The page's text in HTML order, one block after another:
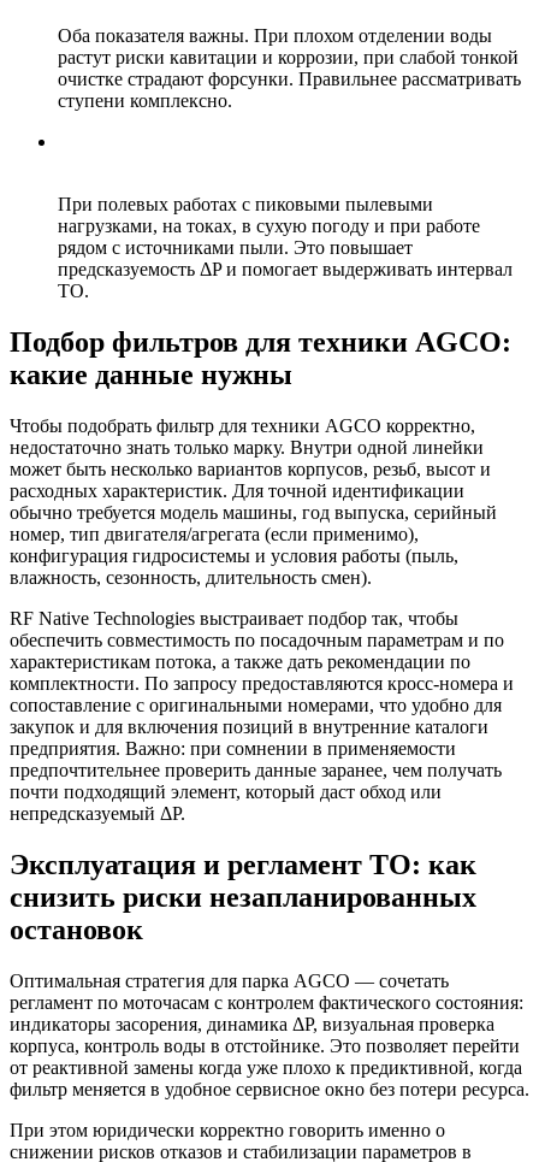
Оба показателя важны. При плохом отделении воды
растут риски кавитации и коррозии, при слабой тонкой
очистке страдают форсунки. Правильнее рассматривать
ступени комплексно.
При полевых работах с пиковыми пылевыми
нагрузками, на токах, в сухую погоду и при работе
рядом с источниками пыли. Это повышает
предсказуемость ΔP и помогает выдерживать интервал
ТО.
Подбор фильтров для техники AGCO:
какие данные нужны
Чтобы подобрать фильтр для техники AGCO корректно,
недостаточно знать только марку. Внутри одной линейки
может быть несколько вариантов корпусов, резьб, высот и
расходных характеристик. Для точной идентификации
обычно требуется модель машины, год выпуска, серийный
номер, тип двигателя/агрегата (если применимо),
конфигурация гидросистемы и условия работы (пыль,
влажность, сезонность, длительность смен).
RF Native Technologies выстраивает подбор так, чтобы
обеспечить совместимость по посадочным параметрам и по
характеристикам потока, а также дать рекомендации по
комплектности. По запросу предоставляются кросс-номера и
сопоставление с оригинальными номерами, что удобно для
закупок и для включения позиций в внутренние каталоги
предприятия. Важно: при сомнении в применяемости
предпочтительнее проверить данные заранее, чем получать
почти подходящий элемент, который даст обход или
непредсказуемый ΔP.
Эксплуатация и регламент ТО: как
снизить риски незапланированных
остановок
Оптимальная стратегия для парка AGCO — сочетать
регламент по моточасам с контролем фактического состояния:
индикаторы засорения, динамика ΔP, визуальная проверка
корпуса, контроль воды в отстойнике. Это позволяет перейти
от реактивной замены когда уже плохо к предиктивной, когда
фильтр меняется в удобное сервисное окно без потери ресурса.
При этом юридически корректно говорить именно о
снижении рисков отказов и стабилизации параметров в